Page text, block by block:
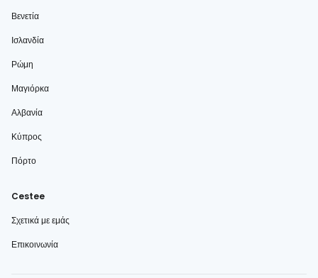
Βενετία
Ισλανδία
Ρώμη
Μαγιόρκα
Αλβανία
Κύπρος
Πόρτο
Cestee
Σχετικά με εμάς
Επικοινωνία